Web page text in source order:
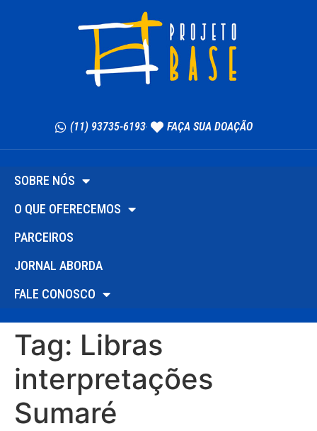
(11) 93735-6193 FAÇA SUA DOAÇÃO
SOBRE NÓS
O QUE OFERECEMOS
PARCEIROS
JORNAL ABORDA
FALE CONOSCO
Tag: Libras
interpretações
Sumaré